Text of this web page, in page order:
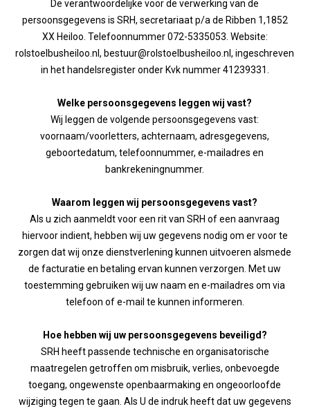
De verantwoordelijke voor de verwerking van de
persoonsgegevens is SRH, secretariaat p/a de Ribben 1,1852
XX Heiloo. Telefoonnummer 072-5335053. Website:
rolstoelbusheiloo.nl, bestuur@rolstoelbusheiloo.nl, ingeschreven
in het handelsregister onder Kvk nummer 41239331.
Welke persoonsgegevens leggen wij vast?
Wij leggen de volgende persoonsgegevens vast:
voornaam/voorletters, achternaam, adresgegevens,
geboortedatum, telefoonnummer, e-mailadres en
bankrekeningnummer.
Waarom leggen wij persoonsgegevens vast?
Als u zich aanmeldt voor een rit van SRH of een aanvraag
hiervoor indient, hebben wij uw gegevens nodig om er voor te
zorgen dat wij onze dienstverlening kunnen uitvoeren alsmede
de facturatie en betaling ervan kunnen verzorgen. Met uw
toestemming gebruiken wij uw naam en e-mailadres om via
telefoon of e-mail te kunnen informeren.
Hoe hebben wij uw persoonsgegevens beveiligd?
SRH heeft passende technische en organisatorische
maatregelen getroffen om misbruik, verlies, onbevoegde
toegang, ongewenste openbaarmaking en ongeoorloofde
wijziging tegen te gaan. Als U de indruk heeft dat uw gegevens